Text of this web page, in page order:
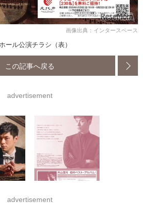
画像出典：インタースペース
ール公演チラシ（表）
この記事へ戻る
advertisement
advertisement